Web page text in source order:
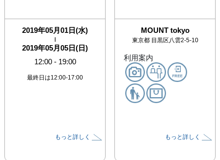
2019年05月01日(水)
|
2019年05月05日(日)
12:00- 19:00
最終日は12:00-17:00
もっと詳しく
MOUNT tokyo
東京都 目黒区八雲2-5-10
利用案内
もっと詳しく